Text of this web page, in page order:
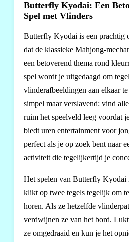
Butterfly Kyodai: Een
Spel met Vlinders
Butterfly Kyodai is een prachtig
dat de klassieke Mahjong-
een betoverend thema rond
spel wordt je uitgedaagd om
vlinderafbeeldingen aan elkaar
simpel maar verslavend: vind
ruim het speelveld leeg voordat
biedt uren entertainment voor
perfect als je op zoek bent naar
activiteit die tegelijkertijd je
Het spelen van Butterfly Kyodai
klikt op twee tegels tegelijk om
horen. Als ze hetzelfde
verdwijnen ze van het bord.
ze omgedraaid en kun je het